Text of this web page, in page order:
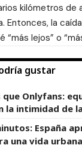
kilómetros de
Entonces, la
lejos” o
gustar
que Onlyfans:
la intimidad de
España
una vida